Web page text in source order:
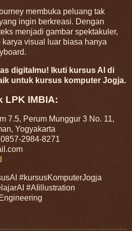
membuka peluang tak
ingin berkreasi. Dengan
menjadi gambar spektakuler,
visual luar biasa hanya
digitalmu! Ikuti kursus AI di
untuk kursus komputer Jogja.
LPK IMBIA:
7.5, Perum Munggur 3 No. 11,
Yogyakarta
0857-2984-8271
#kursusKomputerJogja
#AIillustration